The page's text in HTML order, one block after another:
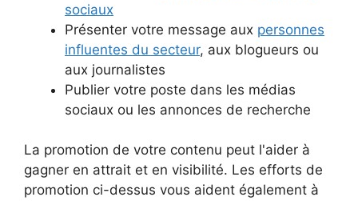
sociaux
Présenter votre message aux personnes
influentes du secteur, aux blogueurs ou
aux journalistes
Publier votre poste dans les médias
sociaux ou les annonces de recherche
La promotion de votre contenu peut l'aider à
gagner en attrait et en visibilité. Les efforts de
promotion ci-dessus vous aident également à